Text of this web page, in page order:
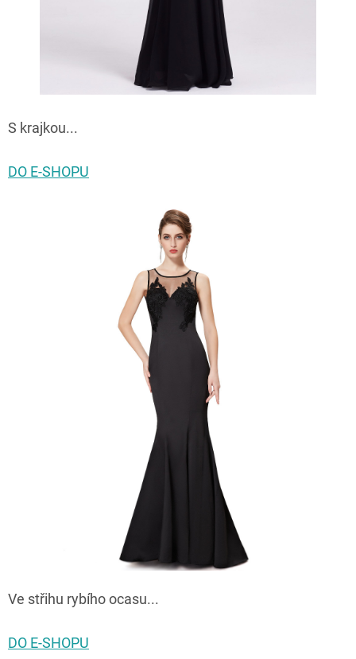
S krajkou...
DO E-SHOPU
Ve střihu rybího ocasu...
DO E-SHOPU